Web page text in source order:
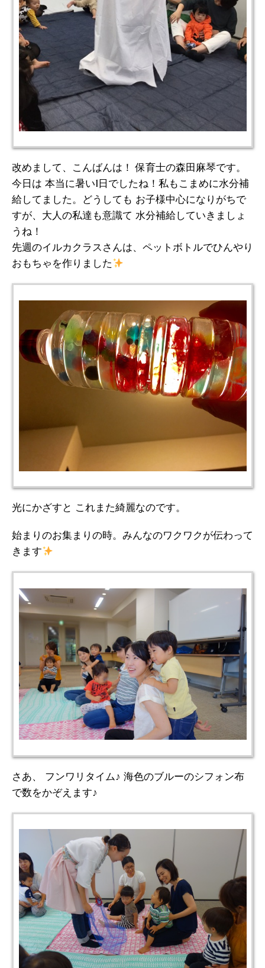
改めまして、こんばんは！ 保育士の森田麻琴です。
今日は 本当に暑い1日でしたね！私もこまめに水分補
給してました。どうしても お子様中心になりがちで
すが、大人の私達も意識て 水分補給していきましょ
うね！
先週のイルカクラスさんは、ペットボトルでひんやり
おもちゃを作りました
光にかざすと これまた綺麗なのです。
始まりのお集まりの時。みんなのワクワクが伝わって
きます
さあ、 フンワリタイム♪ 海色のブルーのシフォン布
で数をかぞえます♪